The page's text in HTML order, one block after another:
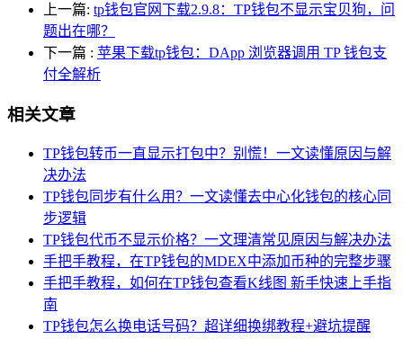
上一篇: tp钱包官网下载2.9.8：TP钱包不显示宝贝狗，问
题出在哪？
下一篇 : 苹果下载tp钱包：DApp 浏览器调用 TP 钱包支
付全解析
相关文章
TP钱包转币一直显示打包中？别慌！一文读懂原因与解
决办法
TP钱包同步有什么用？一文读懂去中心化钱包的核心同
步逻辑
TP钱包代币不显示价格？一文理清常见原因与解决办法
手把手教程，在TP钱包的MDEX中添加币种的完整步骤
手把手教程，如何在TP钱包查看K线图 新手快速上手指
南
TP钱包怎么换电话号码？超详细换绑教程+避坑提醒